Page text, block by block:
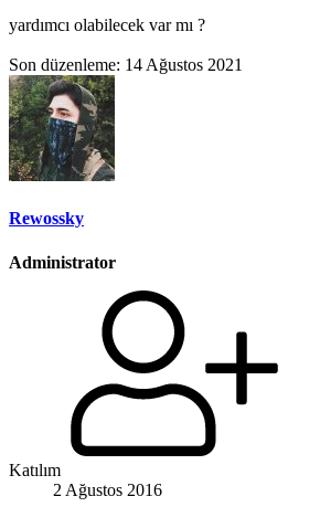
yardımcı olabilecek var mı ?
Son düzenleme: 14 Ağustos 2021
Rewossky
Administrator
Katılım
2 Ağustos 2016